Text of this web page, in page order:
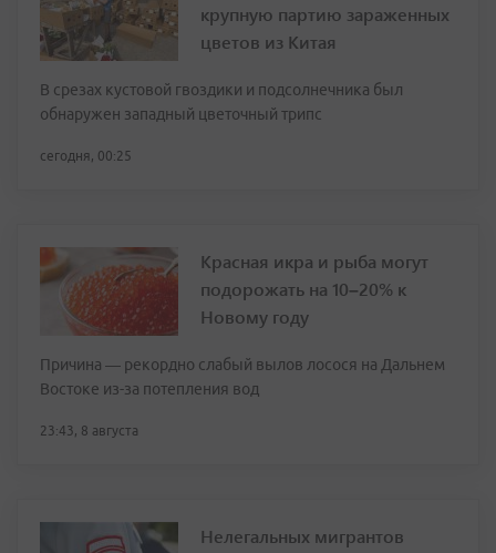
крупную партию зараженных
цветов из Китая
В срезах кустовой гвоздики и подсолнечника был
обнаружен западный цветочный трипс
сегодня, 00:25
Красная икра и рыба могут
подорожать на 10–20% к
Новому году
Причина — рекордно слабый вылов лосося на Дальнем
Востоке из-за потепления вод
23:43, 8 августа
Нелегальных мигрантов